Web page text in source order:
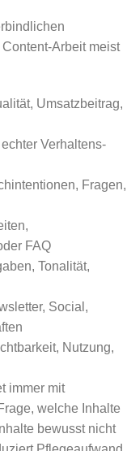
Arbeit meist
Umsatzbeitrag,
Verhaltens-
Fragen,
FAQ
Tonalität,
Social,
Nutzung,
immer mit
welche Inhalte
bewusst nicht